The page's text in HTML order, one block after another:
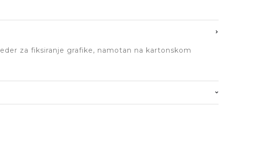
za fiksiranje grafike, namotan na kartonskom